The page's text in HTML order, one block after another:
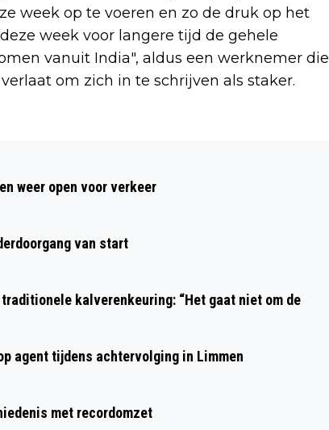
week op te voeren en zo de druk op het
week voor langere tijd de gehele
vanuit India", aldus een werknemer die
om zich in te schrijven als staker.
COLLECTEREN
weer open voor verkeer
van start
kalverenkeuring: “Het gaat niet om de
agent tijdens achtervolging in Limmen
met recordomzet